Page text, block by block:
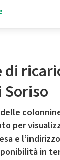
Soriso
delle
per
e
in